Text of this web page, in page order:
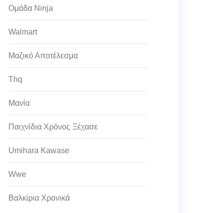
Ομάδα Ninja
Walmart
Μαζικό Αποτέλεσμα
Thq
Μανία
Παιχνίδια Χρόνος Ξέχασε
Umihara Kawase
Wwe
Βαλκίρια Χρονικά